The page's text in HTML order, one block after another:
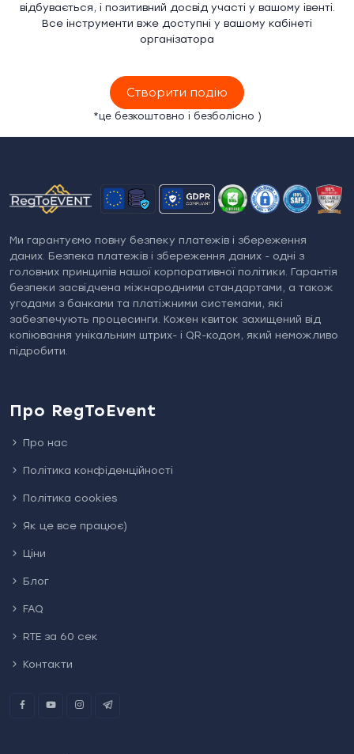
відбувається, і позитивний досвід участі у вашому івенті.
Все інструменти вже доступні у вашому кабінеті
організатора
Створити подію
*це безкоштовно і безболісно )
Ми гарантуємо повну безпеку платежів і збереження
даних. Безпека платежів і збереження даних - одні з
головних принципів нашої корпоративної політики. Гарантія
безпеки засвідчена міжнародними стандартами, а також
угодами з банками та платіжними системами, які
забезпечують процесинги. Кожен квиток захищений від
копіювання унікальним штрих- і QR-кодом, який неможливо
підробити.
Про RegToEvent
Про нас
Політика конфіденційності
Політика cookies
Як це все працює)
Ціни
Блог
FAQ
RTE за 60 сек
Контакти